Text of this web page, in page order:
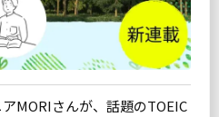
MORIさんが、話題のTOEIC